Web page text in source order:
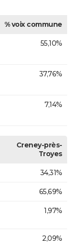
% voix commune
55,10%
37,76%
7,14%
Creney-près-
Troyes
34,31%
65,69%
1,97%
2,09%